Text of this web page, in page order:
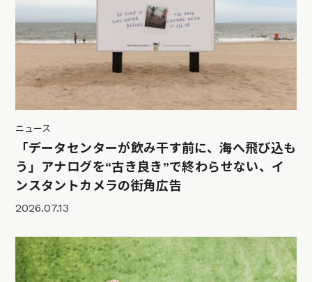
ニュース
「データセンターが飲み干す前に、海へ飛び込も
う」アナログを“古き良き”で終わらせない、イ
ンスタントカメラの街角広告
2026.07.13